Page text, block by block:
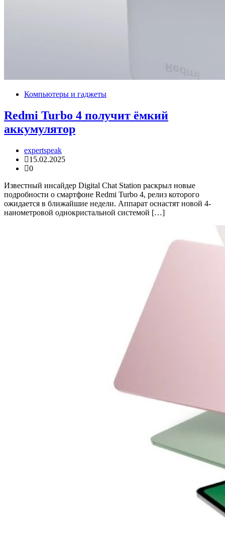
Компьютеры и гаджеты
Redmi Turbo 4 получит ёмкий
аккумулятор
expertspeak
15.02.2025
0
Известный инсайдер Digital Chat Station раскрыл новые
подробности о смартфоне Redmi Turbo 4, релиз которого
ожидается в ближайшие недели. Аппарат оснастят новой 4-
нанометровой однокристальной системой […]